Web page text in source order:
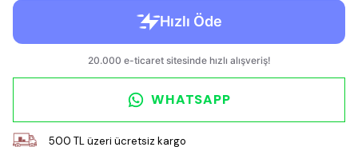
WHATSAPP
500 TL üzeri ücretsiz kargo